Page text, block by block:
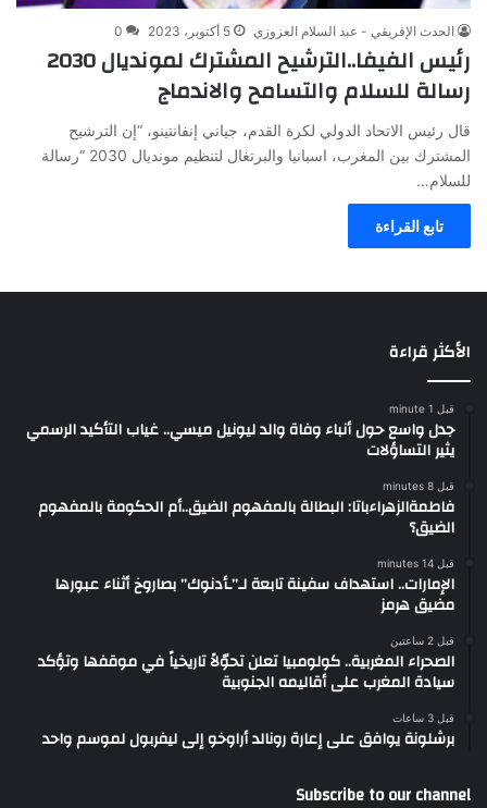
الحدث الإفريقي - عبد السلام العزوزي 5 أكتوبر، 2023 0
رئيس الفيفا..الترشيح المشترك لمونديال 2030
رسالة للسلام والتسامح والاندماج
قال رئيس الاتحاد الدولي لكرة القدم، جياني إنفانتينو، “إن الترشيح
المشترك بين المغرب، اسبانيا والبرتغال لتنظيم مونديال 2030 “رسالة
للسلام…
تابع القراءة
الأكثر قراءة
قبل 1 minute
جدل واسع حول أنباء وفاة والد ليونيل ميسي.. غياب التأكيد الرسمي
يثير التساؤلات
قبل 8 minutes
فاطمةالزهراءباتا: البطالة بالمفهوم الضيق..أم الحكومة بالمفهوم
الضيق؟
قبل 14 minutes
الإمارات.. استهداف سفينة تابعة لـ”ـأدنوك” بصاروخ أثناء عبورها
مضيق هرمز
قبل 2 ساعتين
الصحراء المغربية.. كولومبيا تعلن تحوّلاً تاريخياً في موقفها وتؤكد
سيادة المغرب على أقاليمه الجنوبية
قبل 3 ساعات
برشلونة يوافق على إعارة رونالد أراوخو إلى ليفربول لموسم واحد
Subscribe to our channel